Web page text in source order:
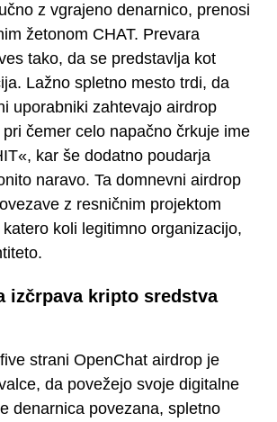
z vgrajeno denarnico, prenosi
žetonom CHAT. Prevara
tako, da se predstavlja kot
Lažno spletno mesto trdi, da
uporabniki zahtevajo airdrop
čemer celo napačno črkuje ime
kar še dodatno poudarja
naravo. Ta domnevni airdrop
z resničnim projektom
koli legitimno organizacijo,
izčrpava kripto sredstva
strani OpenChat airdrop je
da povežejo svoje digitalne
denarnica povezana, spletno